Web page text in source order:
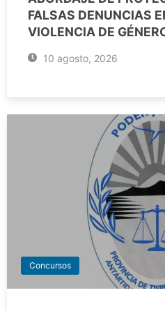
FALSAS DENUNCIAS
VIOLENCIA DE
10 agosto, 2026
Concursos